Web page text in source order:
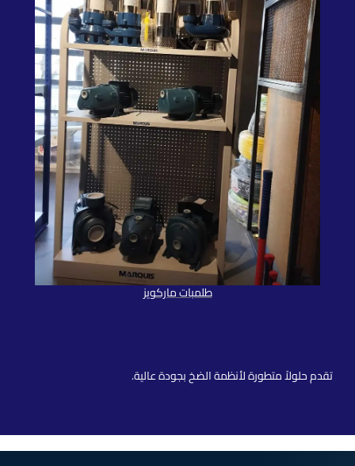
تقدم حلولاً متطورة لأنظمة الضخ بجودة عالية.
طلمبات ماركويز